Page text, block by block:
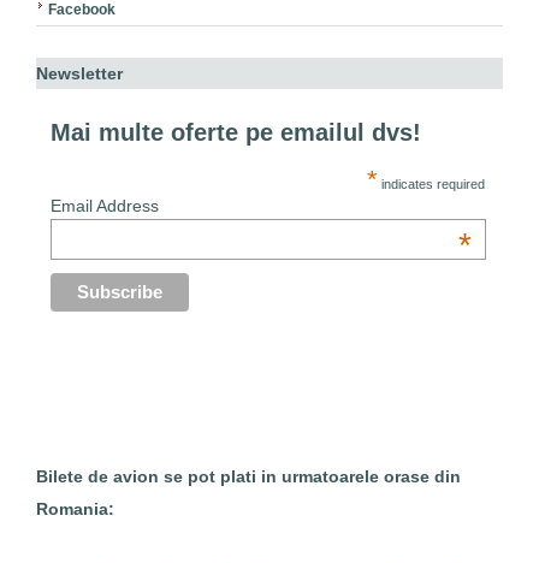
Facebook
Newsletter
Mai multe oferte pe emailul dvs!
* indicates required
Email Address
*
Bilete de avion se pot plati in urmatoarele orase din
Romania: